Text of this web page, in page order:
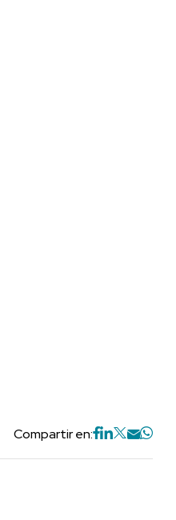
Compartir en: